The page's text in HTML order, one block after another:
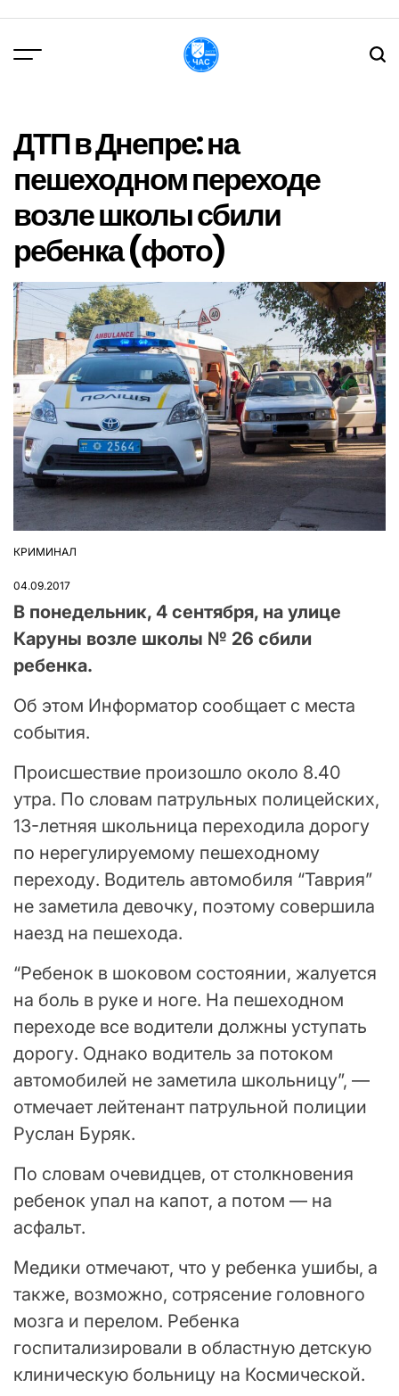
вмісту
ДТП в Днепре: на
пешеходном переходе
возле школы сбили
ребенка (фото)
ОПУБЛІКУВАТИ
КРИМИНАЛ
04.09.2017
В понедельник, 4 сентября, на улице
Каруны возле школы № 26 сбили
ребенка.
Об этом Информатор сообщает с места
события.
Происшествие произошло около 8.40
утра. По словам патрульных полицейских,
13-летняя школьница переходила дорогу
по нерегулируемому пешеходному
переходу. Водитель автомобиля “Таврия”
не заметила девочку, поэтому совершила
наезд на пешехода.
“Ребенок в шоковом состоянии, жалуется
на боль в руке и ноге. На пешеходном
переходе все водители должны уступать
дорогу. Однако водитель за потоком
автомобилей не заметила школьницу”, —
отмечает лейтенант патрульной полиции
Руслан Буряк.
По словам очевидцев, от столкновения
ребенок упал на капот, а потом — на
асфальт.
Медики отмечают, что у ребенка ушибы, а
также, возможно, сотрясение головного
мозга и перелом. Ребенка
госпитализировали в областную детскую
клиническую больницу на Космической.